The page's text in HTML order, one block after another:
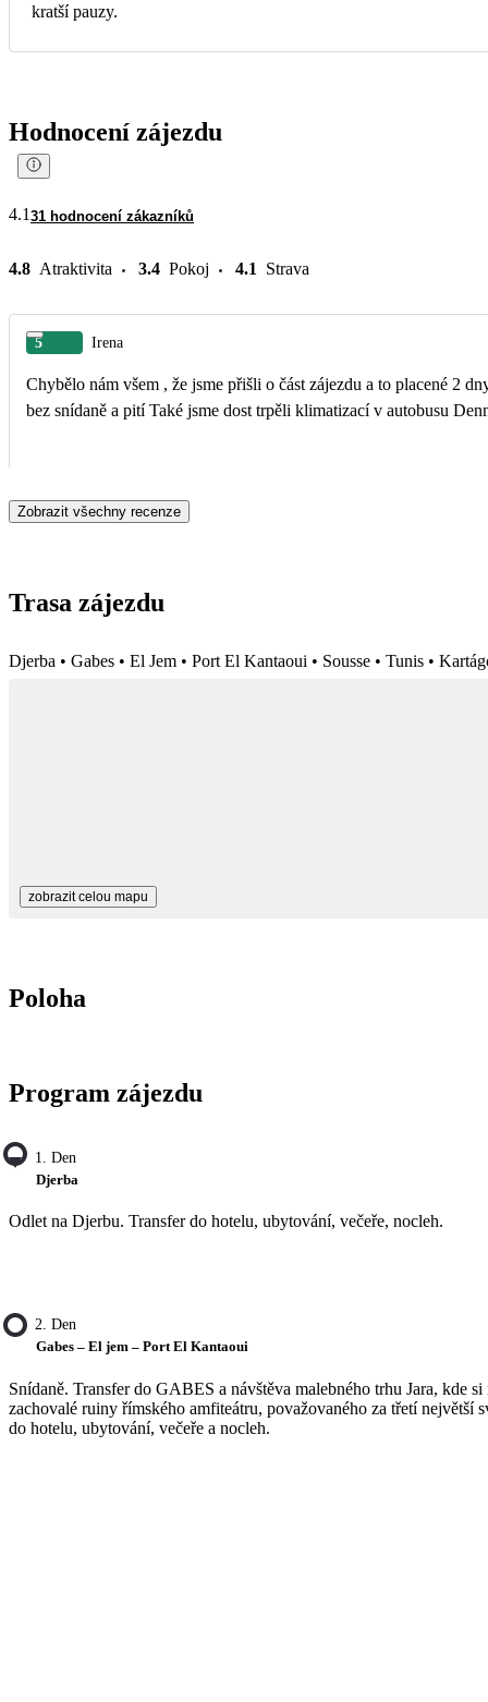
kratší pauzy.
Hodnocení zájezdu
4.1 31 hodnocení zákazníků
4.8 Atraktivita 3.4 Pokoj 4.1 Strava
5 Irena
Chybělo nám všem , že jsme přišli o část zájezdu a to placené 2
Zobrazit všechny recenze
Trasa zájezdu
Djerba • Gabes • El Jem • Port El Kantaoui • Sousse • Tunis •
zobrazit celou mapu
Poloha
Program zájezdu
1. Den
Djerba
Odlet na Djerbu. Transfer do hotelu, ubytování, večeře, nocleh.
2. Den
Gabes – El jem – Port El Kantaoui
Snídaně. Transfer do GABES a návštěva malebného trhu Jara, kde
zachovalé ruiny římského amfiteátru, považovaného za třetí
do hotelu, ubytování, večeře a nocleh.